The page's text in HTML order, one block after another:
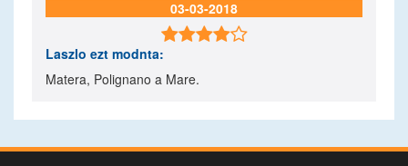
03-03-2018

Laszlo ezt modnta:
Matera, Polignano a Mare.